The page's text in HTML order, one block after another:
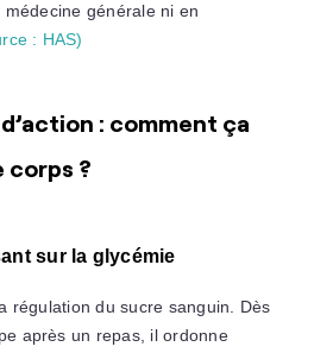
générale ni en
: HAS)
: comment ça
corps ?
sur la glycémie
régulation du sucre sanguin. Dès
après un repas, il ordonne